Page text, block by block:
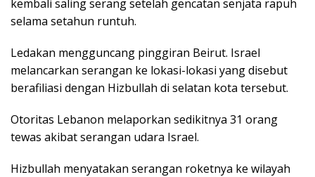
kembali saling serang setelah gencatan senjata rapuh
selama setahun runtuh.
Ledakan mengguncang pinggiran Beirut. Israel
melancarkan serangan ke lokasi-lokasi yang disebut
berafiliasi dengan Hizbullah di selatan kota tersebut.
Otoritas Lebanon melaporkan sedikitnya 31 orang
tewas akibat serangan udara Israel.
Hizbullah menyatakan serangan roketnya ke wilayah